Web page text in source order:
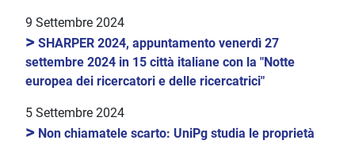
9 Settembre 2024
> SHARPER 2024, appuntamento venerdì 27
settembre 2024 in 15 città italiane con la "Notte
europea dei ricercatori e delle ricercatrici"
5 Settembre 2024
> Non chiamatele scarto: UniPg studia le proprietà